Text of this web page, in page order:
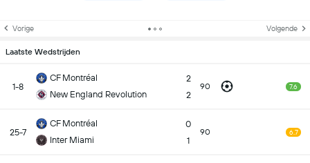
Vorige Volgende
Laatste Wedstrijden
1-8
CF Montréal
New England Revolution
2
2
90 7.6
25-7
CF Montréal
Inter Miami
0
1
90 6.7